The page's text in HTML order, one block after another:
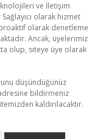
ve İletişim
olarak hizmet
olarak denetleme
Ancak, üyelerimiz
olup, siteye üye olarak
düşündüğünüz
bildirmeniz
kaldırılacaktır.